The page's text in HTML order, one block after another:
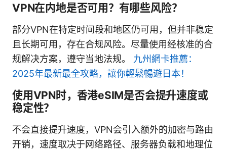
VPN在内地是否可用？有哪些风险？
部分VPN在特定时间段和地区仍可用，但并非稳定
且长期可用，存在合规风险。尽量使用经核准的合
规解决方案，遵守当地法规。 九州網卡推薦：
2025年最新最全攻略，讓你輕鬆暢遊日本！
使用VPN时，香港eSIM是否会提升速度或
稳定性？
不会直接提升速度，VPN会引入额外的加密与路由
开销，速度取决于网络路径、服务器负载和地理位